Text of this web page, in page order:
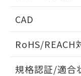
CAD
ドすることが
RoHS/REACH
規格認証/適合
す。